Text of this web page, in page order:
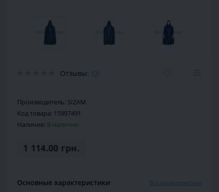
Отзывы: (0)
Производитель: SIZAM
Код товара: 15997491
Наличие: В наличии
1 114.00 грн.
Основные характеристики Все характеристики